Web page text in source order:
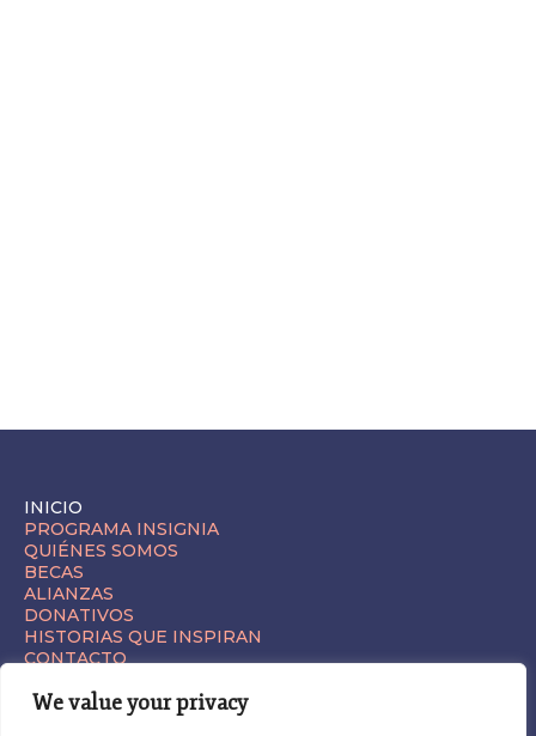
We value your privacy
INICIO
PROGRAMA INSIGNIA
QUIÉNES SOMOS
BECAS
ALIANZAS
DONATIVOS
HISTORIAS QUE INSPIRAN
CONTACTO